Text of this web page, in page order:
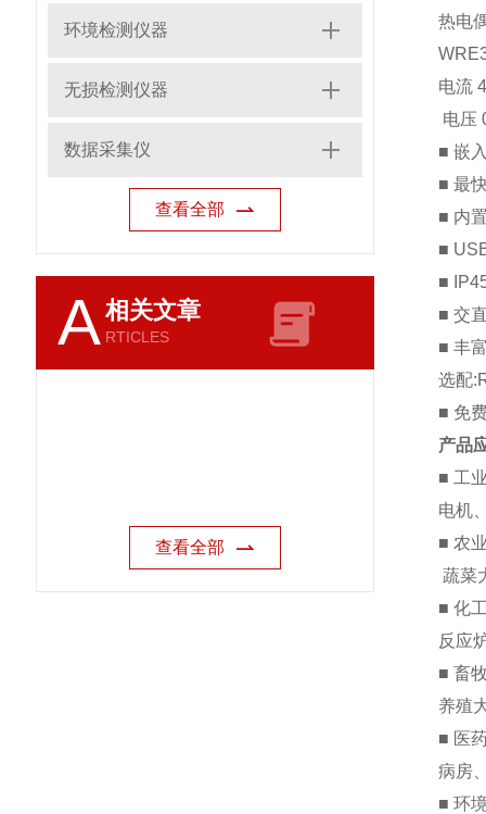
环境检测仪器
无损检测仪器
数据采集仪
查看全部
A相关文章
RTICLES
查看全部
热电
电流
电压
■ 嵌
■ 最
■ 内
■
■
■ 交
■ 丰
选配
■ 免
产品
■ 工
电机
■ 农
蔬菜
■ 化
反应
■ 畜
养殖
■ 医
病房
■ 环